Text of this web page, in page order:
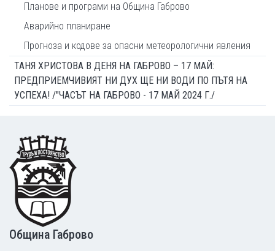
Планове и програми на Община Габрово
Аварийно планиране
Прогноза и кодове за опасни метеорологични явления
ТАНЯ ХРИСТОВА В ДЕНЯ НА ГАБРОВО – 17 МАЙ:
ПРЕДПРИЕМЧИВИЯТ НИ ДУХ ЩЕ НИ ВОДИ ПО ПЪТЯ НА
УСПЕХА! /"ЧАСЪТ НА ГАБРОВО - 17 МАЙ 2024 Г./
Footer
Община Габрово